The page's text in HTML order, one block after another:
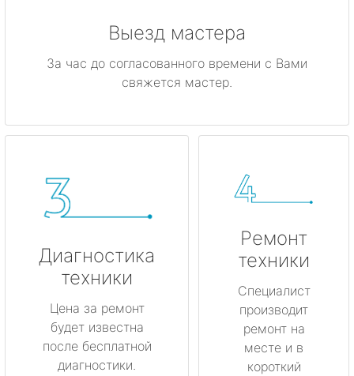
Выезд мастера
За час до согласованного времени с Вами
свяжется мастер.
Диагностика
техники
Цена за ремонт
будет известна
после бесплатной
диагностики.
Ремонт
техники
Специалист
производит
ремонт на
месте и в
короткий